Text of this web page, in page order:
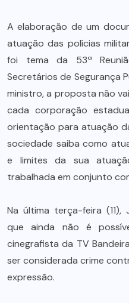
A elaboração de um
atuação das polícias
foi tema da 53ª
Secretários de Segurança
ministro, a proposta não
cada corporação
orientação para atuação
sociedade saiba como
e limites da sua
trabalhada em conjunto
Na última terça-feira (11),
que ainda não é
cinegrafista da TV
ser considerada crime
expressão.